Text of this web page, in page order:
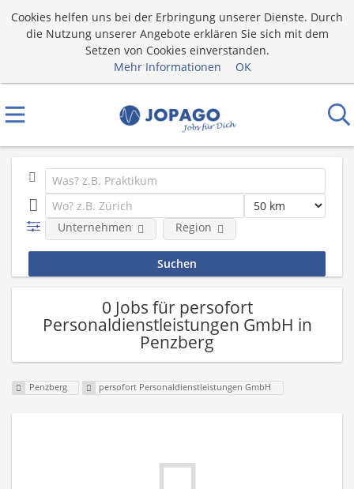
Cookies helfen uns bei der Erbringung unserer Dienste. Durch
die Nutzung unserer Angebote erklären Sie sich mit dem
Setzen von Cookies einverstanden.
Mehr Informationen
OK
Unternehmen Region
0 Jobs für persofort
Personaldienstleistungen GmbH in
Penzberg
Penzberg persofort Personaldienstleistungen GmbH